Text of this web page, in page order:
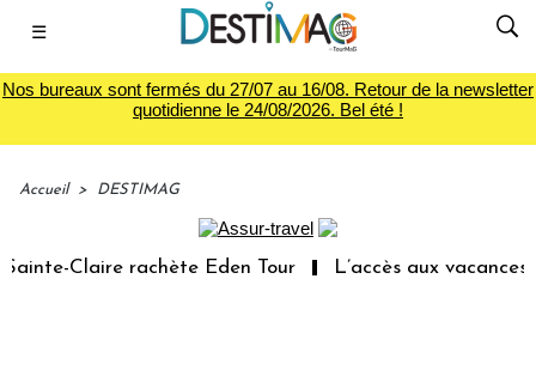
☰
Nos bureaux sont fermés du 27/07 au 16/08. Retour de la newsletter
quotidienne le 24/08/2026. Bel été !
Accueil > DESTIMAG
Claire rachète Eden Tour L’accès aux